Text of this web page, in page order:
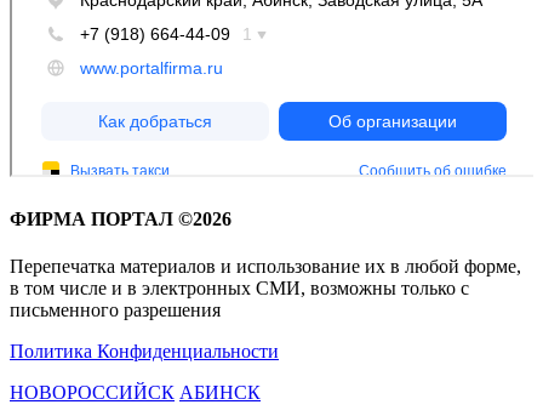
ФИРМА ПОРТАЛ ©2026
Перепечатка материалов и использование их в любой форме,
в том числе и в электронных СМИ, возможны только с
письменного разрешения
Политика Конфиденциальности
НОВОРОССИЙСК АБИНСК